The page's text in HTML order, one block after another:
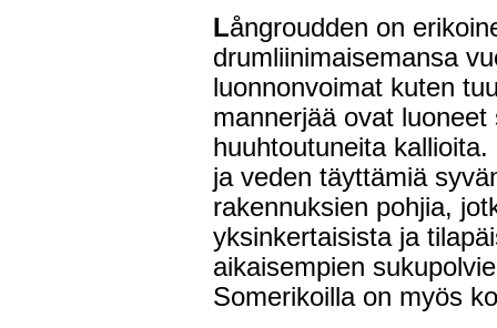
Långroudden on
drumliinimaisemansa
luonnonvoimat kuten
mannerjää ovat
huuhtoutuneita
ja veden täyttämiä
rakennuksien pohjia,
yksinkertaisista ja
aikaisempien
Somerikoilla on myös